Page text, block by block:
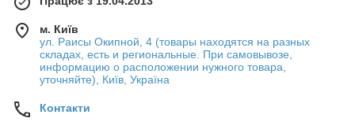
м. Київ
ул. Раисы Окипной, 4 (товары находятся на разных
складах, есть и региональные. При самовывозе,
информацию о расположении нужного товара,
уточняйте), Київ, Україна
Контакти